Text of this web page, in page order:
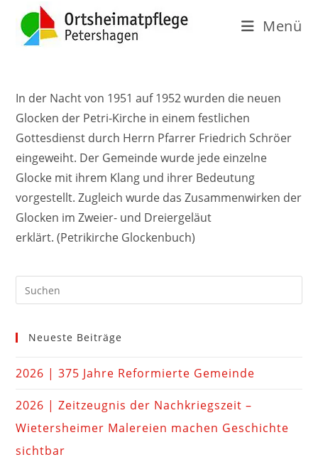
Menü
In der Nacht von 1951 auf 1952 wurden die neuen
Glocken der Petri-Kirche in einem festlichen
Gottesdienst durch Herrn Pfarrer Friedrich Schröer
eingeweiht. Der Gemeinde wurde jede einzelne
Glocke mit ihrem Klang und ihrer Bedeutung
vorgestellt. Zugleich wurde das Zusammenwirken der
Glocken im Zweier- und Dreiergeläut
erklärt. (Petrikirche Glockenbuch)
Neueste Beiträge
2026 | 375 Jahre Reformierte Gemeinde
2026 | Zeitzeugnis der Nachkriegszeit –
Wietersheimer Malereien machen Geschichte
sichtbar